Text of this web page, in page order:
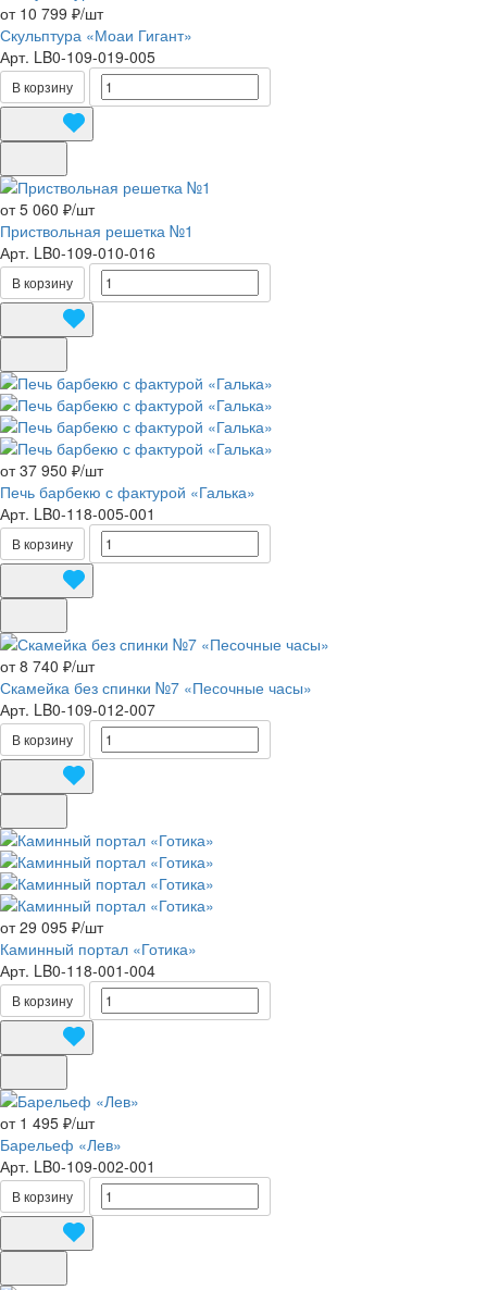
от 10 799 ₽/шт
Скульптура «Моаи Гигант»
Арт. LB0-109-019-005
В корзину
от 5 060 ₽/шт
Приствольная решетка №1
Арт. LB0-109-010-016
В корзину
от 37 950 ₽/шт
Печь барбекю с фактурой «Галька»
Арт. LB0-118-005-001
В корзину
от 8 740 ₽/шт
Скамейка без спинки №7 «Песочные часы»
Арт. LB0-109-012-007
В корзину
от 29 095 ₽/шт
Каминный портал «Готика»
Арт. LB0-118-001-004
В корзину
от 1 495 ₽/шт
Барельеф «Лев»
Арт. LB0-109-002-001
В корзину